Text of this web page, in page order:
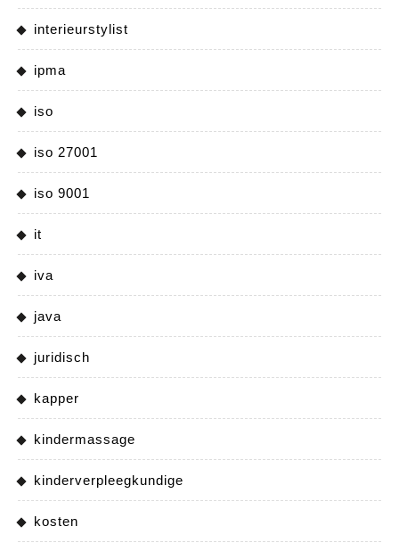
interieurstylist
ipma
iso
iso 27001
iso 9001
it
iva
java
juridisch
kapper
kindermassage
kinderverpleegkundige
kosten